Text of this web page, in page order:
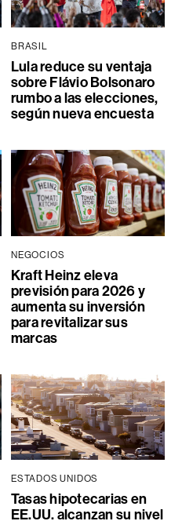
BRASIL
Lula reduce su ventaja
sobre Flávio Bolsonaro
rumbo a las elecciones,
según nueva encuesta
NEGOCIOS
Kraft Heinz eleva
previsión para 2026 y
aumenta su inversión
para revitalizar sus
marcas
ESTADOS UNIDOS
Tasas hipotecarias en
EE.UU. alcanzan su nivel